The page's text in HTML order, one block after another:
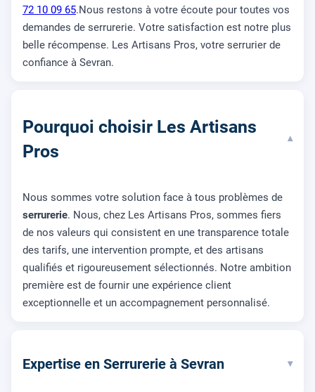
72 10 09 65.Nous restons à votre écoute pour toutes vos
demandes de serrurerie. Votre satisfaction est notre plus
belle récompense. Les Artisans Pros, votre serrurier de
confiance à Sevran.
Pourquoi choisir Les Artisans
Pros
▾
Nous sommes votre solution face à tous problèmes de
serrurerie. Nous, chez Les Artisans Pros, sommes fiers
de nos valeurs qui consistent en une transparence totale
des tarifs, une intervention prompte, et des artisans
qualifiés et rigoureusement sélectionnés. Notre ambition
première est de fournir une expérience client
exceptionnelle et un accompagnement personnalisé.
Expertise en Serrurerie à Sevran ▾